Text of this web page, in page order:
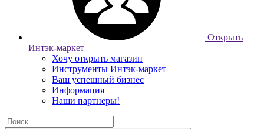
Открыть
Интэк-маркет
Хочу открыть магазин
Инструменты Интэк-маркет
Ваш успешный бизнес
Информация
Наши партнеры!